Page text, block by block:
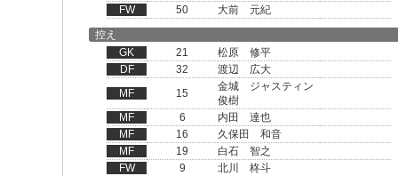
FW
50
大前 元紀
控え
GK
21
松原 修平
DF
32
渡辺 広大
MF
15
金城 ジャスティン
俊樹
MF
6
内田 達也
MF
16
久保田 和音
MF
19
白石 智之
FW
9
北川 柊斗